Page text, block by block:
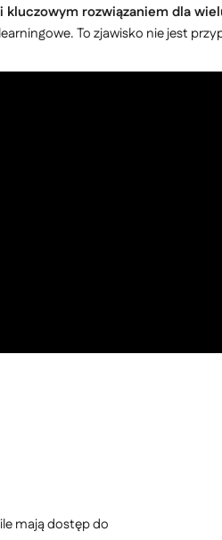
rozwiązaniem dla
To zjawisko nie jest
mają dostęp do